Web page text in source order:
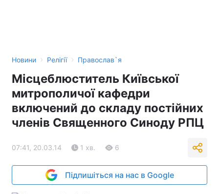
Новини › Релігії › Православ`я
Місцеблюститель Київської
митрополичої кафедри
включений до складу постійних
членів Священного Синоду РПЦ
07:41, 20.03.14 1 хв. 6
Підпишіться на нас в Google